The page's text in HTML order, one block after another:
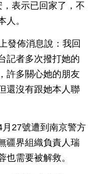
表示已回家了，不
人。
發佈消息說：我回
記者多次撥打她的
許多關心她的朋友
還沒有跟她本人聯
月27號遭到南京警方
疆界組織負責人瑞
也需要被解救。